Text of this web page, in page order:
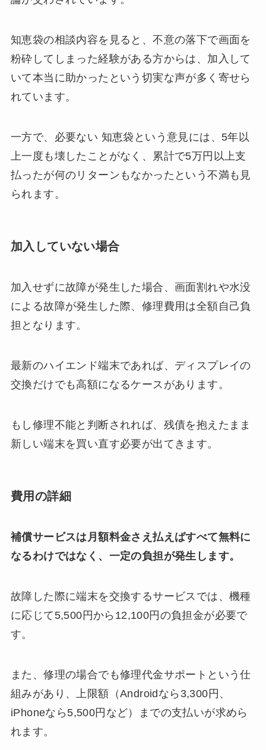
知恵袋の相談内容を見ると、不意の落下で画面を
粉砕してしまった経験がある方からは、加入して
いて本当に助かったという切実な声が多く寄せら
れています。
一方で、必要ない 知恵袋という意見には、5年以
上一度も壊したことがなく、累計で5万円以上支
払ったが何のリターンもなかったという不満も見
られます。
加入していない場合
加入せずに故障が発生した場合、画面割れや水没
による故障が発生した際、修理費用は全額自己負
担となります。
最新のハイエンド端末であれば、ディスプレイの
交換だけでも高額になるケースがあります。
もし修理不能と判断されれば、残債を抱えたまま
新しい端末を買い直す必要が出てきます。
費用の詳細
補償サービスは月額料金さえ払えばすべて無料に
なるわけではなく、一定の負担が発生します。
故障した際に端末を交換するサービスでは、機種
に応じて5,500円から12,100円の負担金が必要で
す。
また、修理の場合でも修理代金サポートという仕
組みがあり、上限額（Androidなら3,300円、
iPhoneなら5,500円など）までの支払いが求めら
れます。